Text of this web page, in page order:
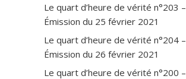
Le quart d’heure de vérité n°203 –
Émission du 25 février 2021
Le quart d’heure de vérité n°204 –
Émission du 26 février 2021
Le quart d’heure de vérité n°200 –